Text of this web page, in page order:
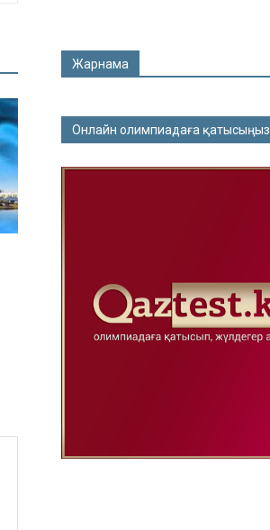
Жарнама
Онлайн олимпиадаға қатысыңыз